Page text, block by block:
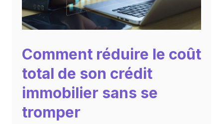
Comment réduire le coût
total de son crédit
immobilier sans se
tromper